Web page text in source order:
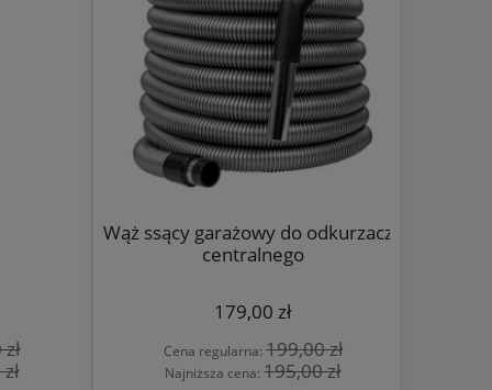
Wąż ssący garażowy do odkurzacza
centralnego
179,00 zł
Cena regularna: 199,00 zł
Najniższa cena:195,00 zł